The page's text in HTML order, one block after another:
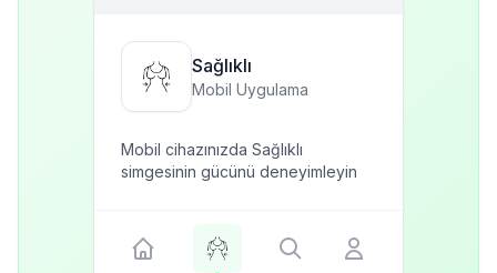
Sağlıklı
Mobil Uygulama
Mobil cihazınızda Sağlıklı
simgesinin gücünü deneyimleyin